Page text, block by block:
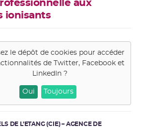
aux
ionisants
le dépôt de cookies pour accéder
de Twitter, Facebook et
LinkedIn?
Oui Toujours
DE L’ETANG (CIE) – AGENCE DE